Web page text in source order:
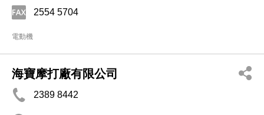
2554 5704
電動機
海寶摩打廠有限公司
2389 8442